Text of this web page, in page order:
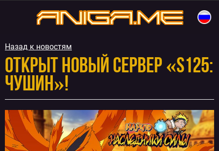
aniga.me
Назад к новостям
Открыт новый сервер «S125:
Чушин»!